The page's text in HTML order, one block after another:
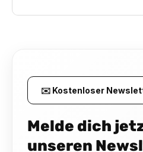
✉️ Kostenloser
Melde dich
unseren